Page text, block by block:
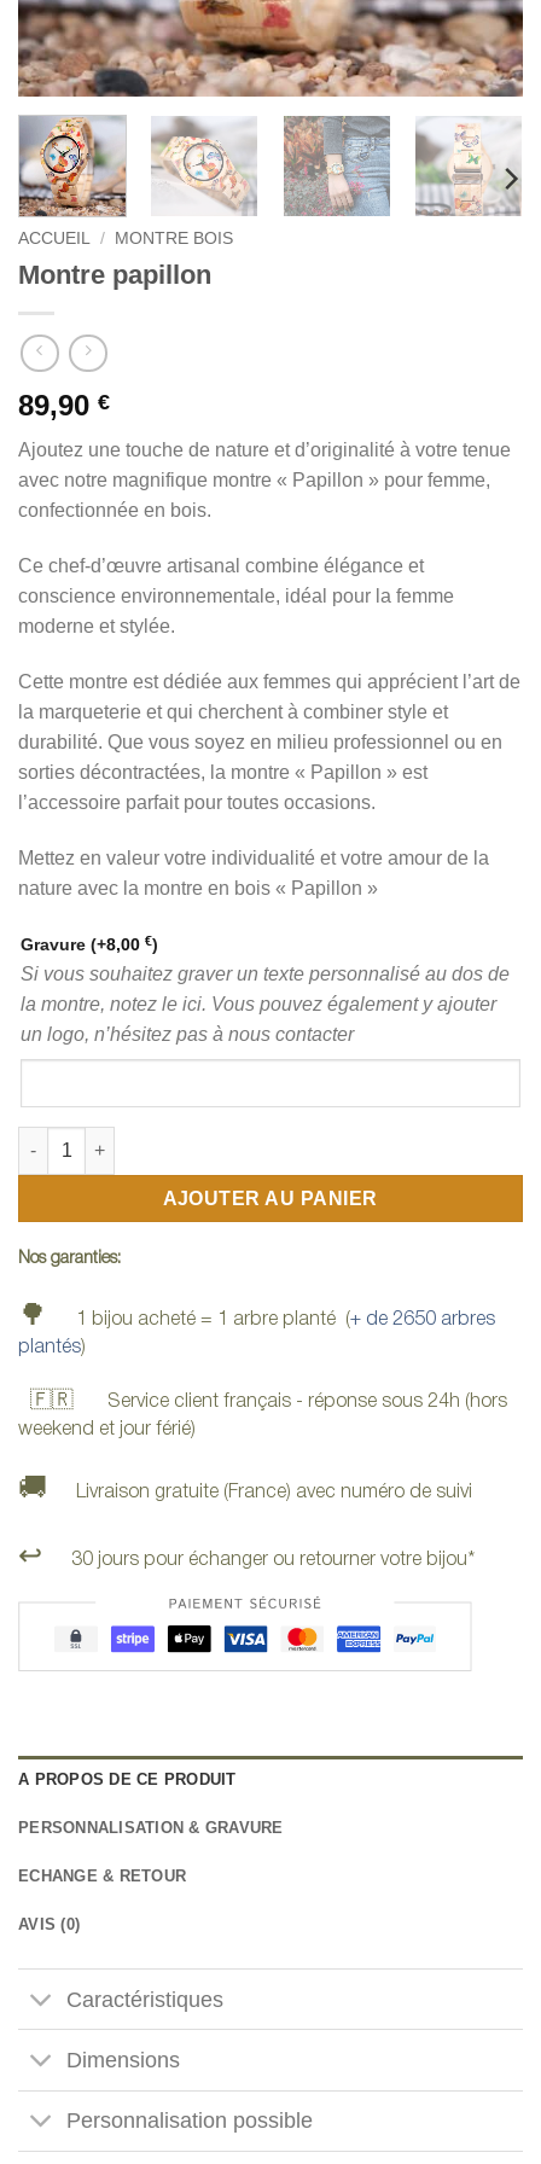
ACCUEIL / MONTRE BOIS
Montre papillon
89,90 €
Ajoutez une touche de nature et d’originalité à votre tenue
avec notre magnifique montre « Papillon » pour femme,
confectionnée en bois.
Ce chef-d’œuvre artisanal combine élégance et
conscience environnementale, idéal pour la femme
moderne et stylée.
Cette montre est dédiée aux femmes qui apprécient l’art de
la marqueterie et qui cherchent à combiner style et
durabilité. Que vous soyez en milieu professionnel ou en
sorties décontractées, la montre « Papillon » est
l’accessoire parfait pour toutes occasions.
Mettez en valeur votre individualité et votre amour de la
nature avec la montre en bois « Papillon »
Gravure (+8,00 €)
Si vous souhaitez graver un texte personnalisé au dos de
la montre, notez le ici. Vous pouvez également y ajouter
un logo, n’hésitez pas à nous contacter
quantité de Montre papillon
AJOUTER AU PANIER
Nos garanties:
🌳 1 bijou acheté = 1 arbre planté (+ de 2650 arbres
plantés)
🇫🇷 Service client français - réponse sous 24h (hors
weekend et jour férié)
🚚 Livraison gratuite (France) avec numéro de suivi
↩️ 30 jours pour échanger ou retourner votre bijou*
A PROPOS DE CE PRODUIT
PERSONNALISATION & GRAVURE
ECHANGE & RETOUR
AVIS (0)
Caractéristiques
Dimensions
Personnalisation possible